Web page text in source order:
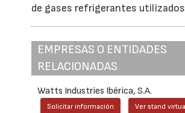
de gases refrigerantes
EMPRESAS O ENTIDADES
RELACIONADAS
Watts Industries Ibérica, S.A.
Solicitar información Ver stand